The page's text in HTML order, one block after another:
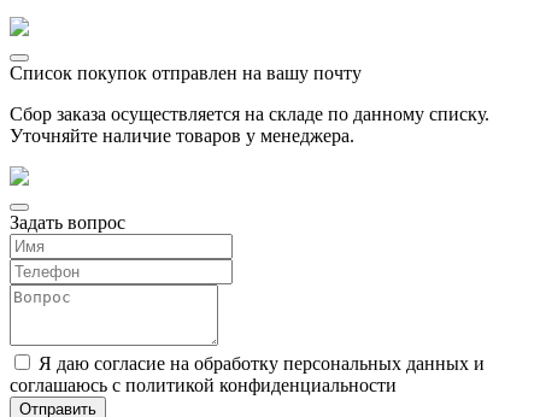
Список покупок отправлен на вашу почту
Сбор заказа осуществляется на складе по данному списку.
Уточняйте наличие товаров у менеджера.
Задать вопрос
Я даю согласие на обработку персональных данных и
соглашаюсь с политикой конфиденциальности